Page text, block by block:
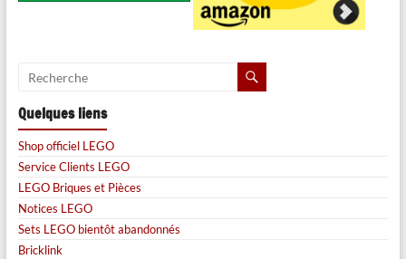
Quelques liens
Shop officiel LEGO
Service Clients LEGO
LEGO Briques et Pièces
Notices LEGO
Sets LEGO bientôt abandonnés
Bricklink